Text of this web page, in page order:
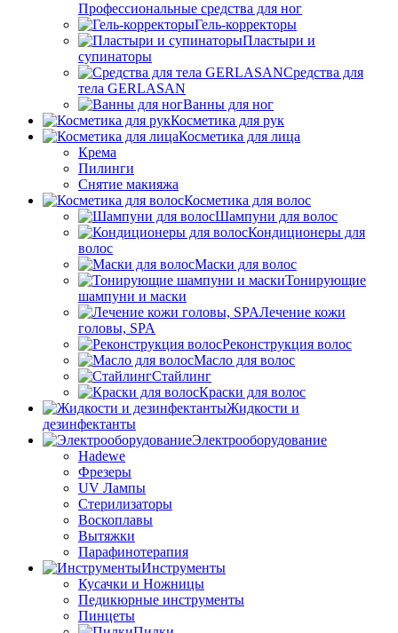
Профессиональные средства для ног
Гель-корректоры
Пластыри и
супинаторы
Средства для
тела GERLASAN
Ванны для ног
Косметика для рук
Косметика для лица
Крема
Пилинги
Снятие макияжа
Косметика для волос
Шампуни для волос
Кондиционеры для
волос
Маски для волос
Тонирующие
шампуни и маски
Лечение кожи
головы, SPA
Реконструкция волос
Масло для волос
Стайлинг
Краски для волос
Жидкости и
дезинфектанты
Электрооборудование
Hadewe
Фрезеры
UV Лампы
Стерилизаторы
Воскоплавы
Вытяжки
Парафинотерапия
Инструменты
Кусачки и Ножницы
Педикюрные инструменты
Пинцеты